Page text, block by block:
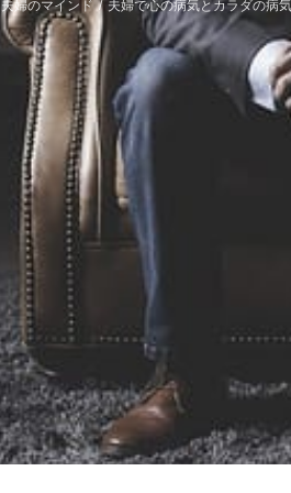
夫婦のマインド / 夫婦で心の病気とカラダの病